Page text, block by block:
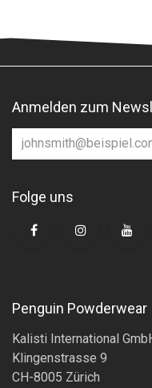
Anmelden zum
Folge uns
Penguin Powderwear
Kalisti International
Klingenstrasse 9
CH-8005 Zürich